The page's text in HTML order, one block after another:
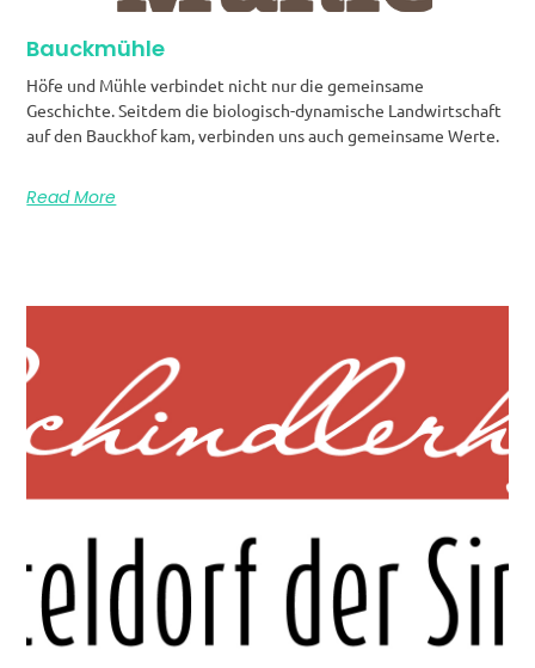
Bauckmühle
Höfe und Mühle verbindet nicht nur die gemeinsame
Geschichte. Seitdem die biologisch-dynamische Landwirtschaft
auf den Bauckhof kam, verbinden uns auch gemeinsame Werte.
Read More